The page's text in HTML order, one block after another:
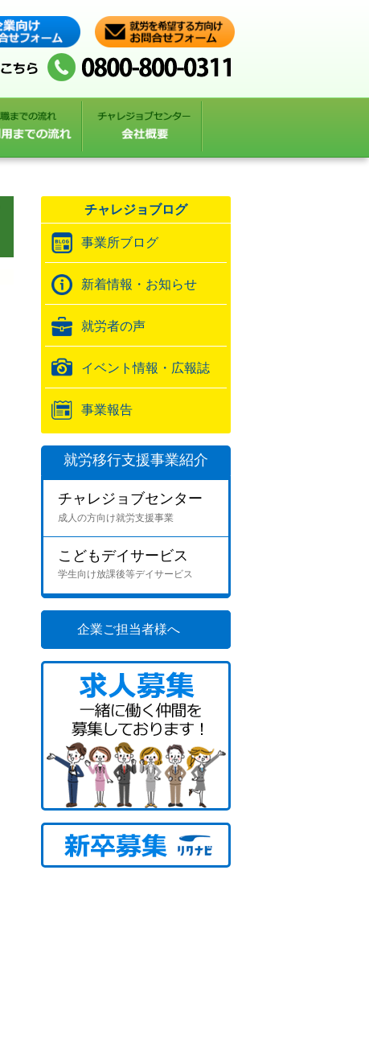
チャレジョブログ
事業所ブログ
新着情報・お知らせ
就労者の声
イベント情報・広報誌
事業報告
就労移行支援事業紹介
チャレジョブセンター
成人の方向け就労支援事業
こどもデイサービス
学生向け放課後等デイサービス
企業ご担当者様へ